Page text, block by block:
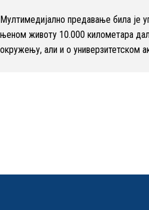
Мултимедијално предавање била је
њеном животу 10.000 километара
окружењу, али и о универзитетском